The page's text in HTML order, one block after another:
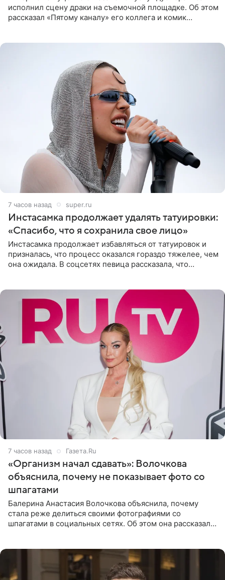
исполнил сцену драки на съемочной площадке. Об этом
рассказал «Пятому каналу» его коллега и комик
7 часов назад super.ru
Инстасамка продолжает удалять татуировки:
«Спасибо, что я сохранила свое лицо»
Инстасамка продолжает избавляться от татуировок и
призналась, что процесс оказался гораздо тяжелее, чем
она ожидала. В соцсетях певица рассказала, что
7 часов назад Газета.Ru
«Организм начал сдавать»: Волочкова
объяснила, почему не показывает фото со
шпагатами
Балерина Анастасия Волочкова объяснила, почему
стала реже делиться своими фотографиями со
шпагатами в социальных сетях. Об этом она рассказала